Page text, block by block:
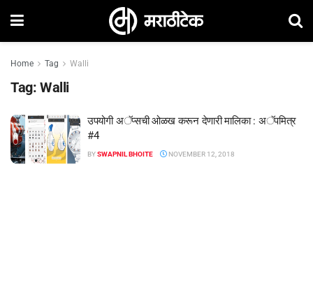
Home Tag Walli
Tag: Walli
उपयोगी अॅप्सची ओळख करून देणारी मालिका : अॅपमित्र
#4
BYSWAPNIL BHOITE NOVEMBER 12, 2018